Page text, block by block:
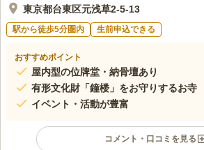
東京都台東区元浅草2-5-13
駅から徒歩5分圏内 生前申込できる
おすすめポイント
屋内型の位牌堂・納骨壇あり
有形文化財「鐘楼」をお守りするお寺
イベント・活動が豊富
コメント・口コミを見る